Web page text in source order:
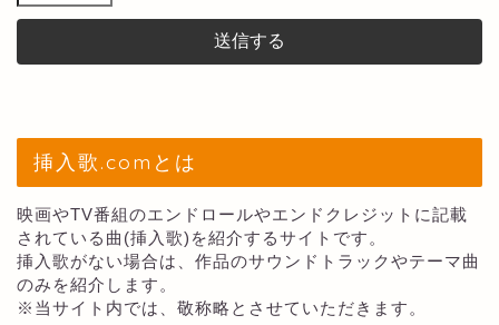
挿入歌.comとは
映画やTV番組のエンドロールやエンドクレジットに記載
されている曲(挿入歌)を紹介するサイトです。
挿入歌がない場合は、作品のサウンドトラックやテーマ曲
のみを紹介します。
※当サイト内では、敬称略とさせていただきます。